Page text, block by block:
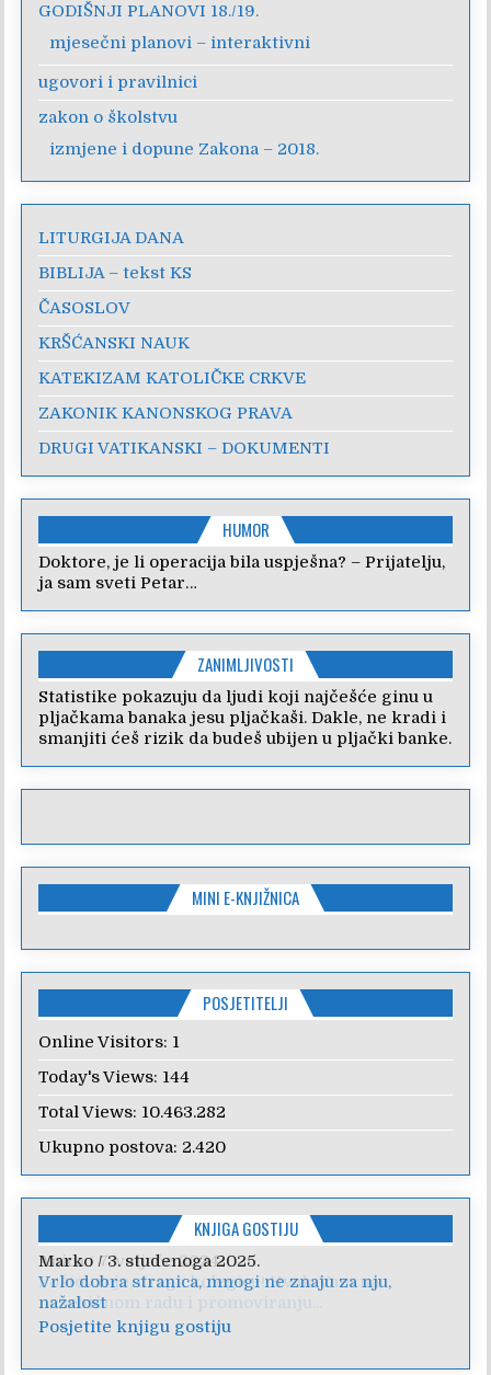
GODIŠNJI PLANOVI 18./19.
mjesečni planovi – interaktivni
ugovori i pravilnici
zakon o školstvu
izmjene i dopune Zakona – 2018.
LITURGIJA DANA
BIBLIJA – tekst KS
ČASOSLOV
KRŠĆANSKI NAUK
KATEKIZAM KATOLIČKE CRKVE
ZAKONIK KANONSKOG PRAVA
DRUGI VATIKANSKI – DOKUMENTI
HUMOR
Doktore, je li operacija bila uspješna? – Prijatelju,
ja sam sveti Petar…
ZANIMLJIVOSTI
Statistike pokazuju da ljudi koji najčešće ginu u
pljačkama banaka jesu pljačkaši. Dakle, ne kradi i
smanjiti ćeš rizik da budeš ubijen u pljački banke.
MINI E-KNJIŽNICA
POSJETITELJI
Online Visitors: 1
Today's Views: 144
Total Views: 10.463.282
Ukupno postova: 2.420
KNJIGA GOSTIJU
Anica/7. veljače 2024.
Poštovanje, draga kolegice! Hvala Vam na
nesebičnom radu i promoviranju...
Posjetite knjigu gostiju